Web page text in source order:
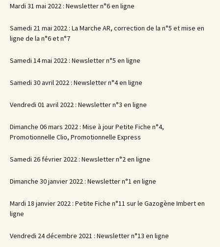
Mardi 31 mai 2022 : Newsletter n°6 en ligne
Samedi 21 mai 2022 : La Marche AR, correction de la n°5 et mise en
ligne de la n°6 et n°7
Samedi 14 mai 2022 : Newsletter n°5 en ligne
Samedi 30 avril 2022 : Newsletter n°4 en ligne
Vendredi 01 avril 2022 : Newsletter n°3 en ligne
Dimanche 06 mars 2022 : Mise à jour Petite Fiche n°4,
Promotionnelle Clio, Promotionnelle Express
Samedi 26 février 2022 : Newsletter n°2 en ligne
Dimanche 30 janvier 2022 : Newsletter n°1 en ligne
Mardi 18 janvier 2022 : Petite Fiche n°11 sur le Gazogène Imbert en
ligne
Vendredi 24 décembre 2021 : Newsletter n°13 en ligne